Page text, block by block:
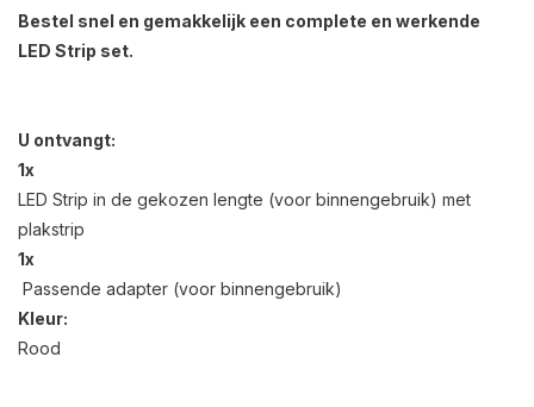
Bestel snel en gemakkelijk een complete en werkende
LED Strip set.
U ontvangt:
1x
LED Strip in de gekozen lengte (voor binnengebruik) met
plakstrip
1x
Passende adapter (voor binnengebruik)
Kleur:
Rood